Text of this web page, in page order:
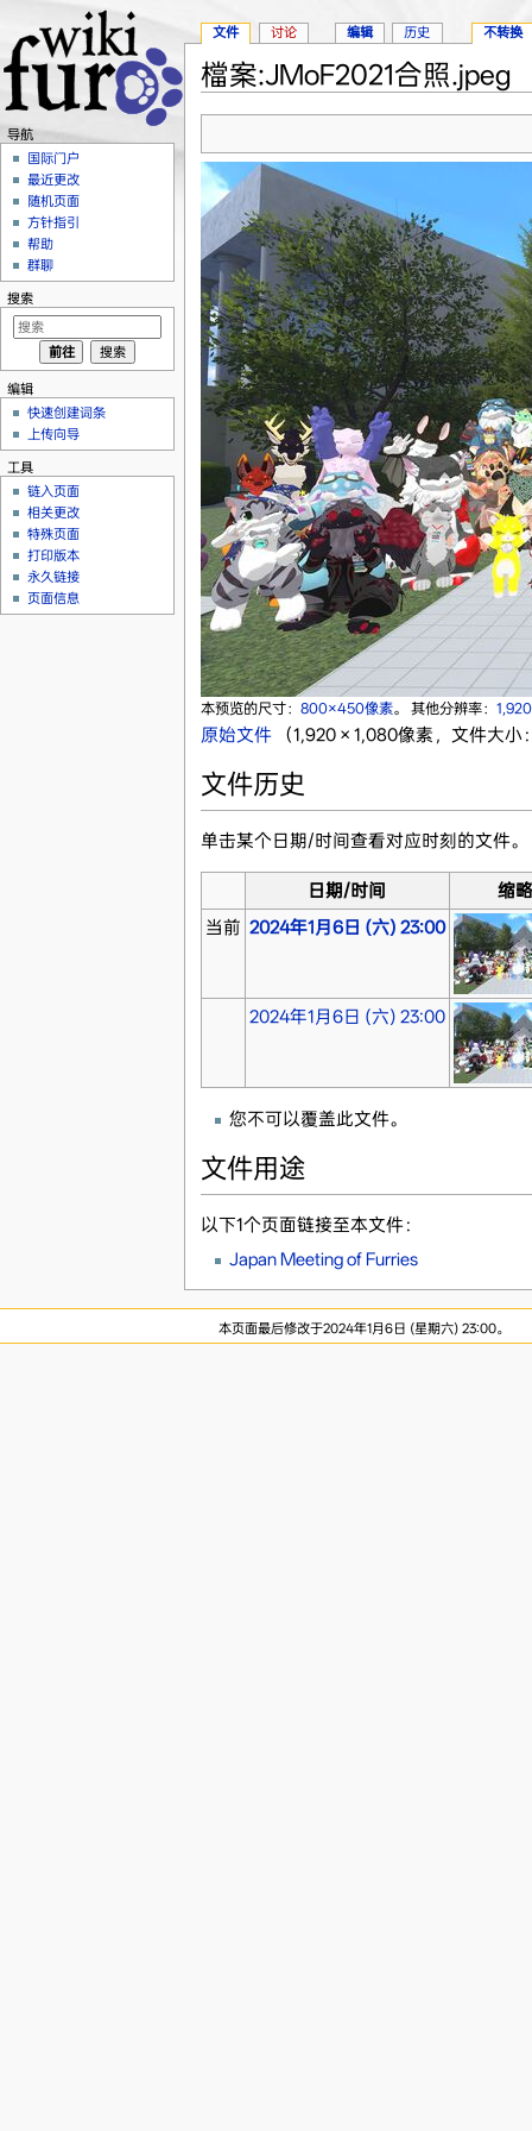
檔案:JMoF2021合照.jpeg
本预览的尺寸： 800×450像素。 其他分辨率：
原始文件‎ （1,920 × 1,080像素，文件大
文件历史
单击某个日期/时间查看对应时刻的文件。
日期/时间
缩
当前 2024年1月6日 (六) 23:00
2024年1月6日 (六) 23:00
您不可以覆盖此文件。
文件用途
以下1个页面链接至本文件：
Japan Meeting of Furries
文件 讨论 编辑 历史 不转换
导航
国际门户
最近更改
随机页面
方针指引
帮助
群聊
搜索
编辑
快速创建词条
上传向导
工具
链入页面
相关更改
特殊页面
打印版本
永久链接
页面信息
本页面最后修改于2024年1月6日 (星期六) 23:00。